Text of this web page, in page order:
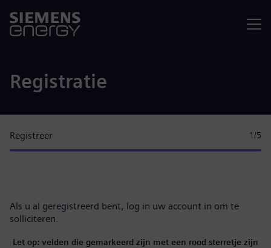
Registratie
Registreer 1 /5
Als u al geregistreerd bent, log in uw account in om te
solliciteren.
Let op: velden die gemarkeerd zijn met een rood sterretje zijn